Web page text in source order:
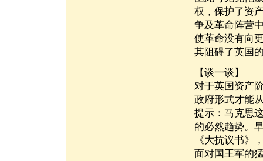
权，保护了资
争及革命阵营
使革命没有向
其阻碍了英国
【谈一谈】
对于英国资产
政府形式才能
提示：马克思
的必然趋势。
《大抗议书》
面对国王军的